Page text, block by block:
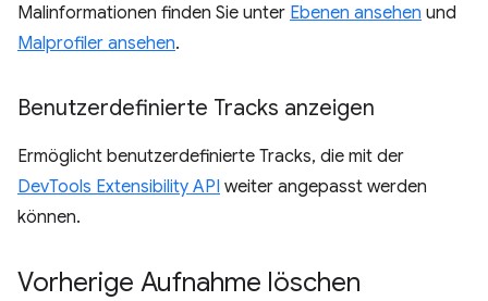
Malinformationen finden Sie unter Ebenen ansehen und
Malprofiler ansehen.
Benutzerdefinierte Tracks anzeigen
Ermöglicht benutzerdefinierte Tracks, die mit der
DevTools Extensibility API weiter angepasst werden
können.
Vorherige Aufnahme löschen